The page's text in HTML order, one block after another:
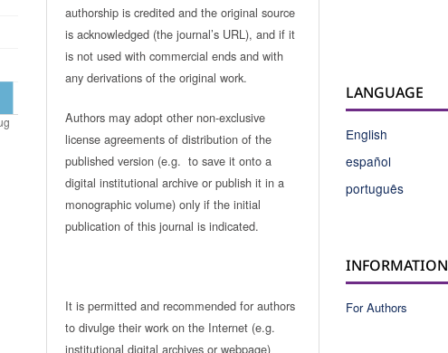
authorship is credited and the original source
is acknowledged (the journal’s URL), and if it
is not used with commercial ends and with
any derivations of the original work.
Authors may adopt other non-exclusive
license agreements of distribution of the
published version (e.g. to save it onto a
digital institutional archive or publish it in a
monographic volume) only if the initial
publication of this journal is indicated.
It is permitted and recommended for authors
to divulge their work on the Internet (e.g.
institutional digital archives or webpage)
LANGUAGE
English
español
português
INFORMATION
For Authors